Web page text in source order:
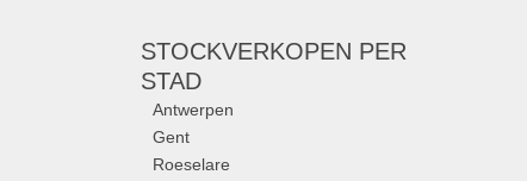
STOCKVERKOPEN PER
STAD
Antwerpen
Gent
Roeselare